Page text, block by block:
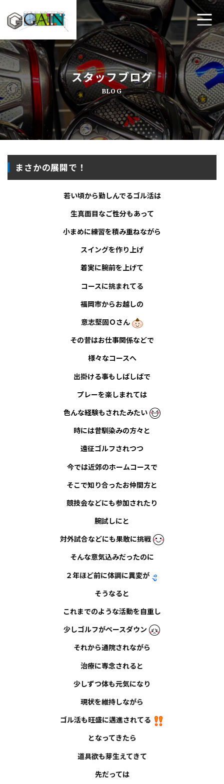
ホーム
ゴルフ工房ゲインについて
工房メニュー
アクセス・店舗案内
よくあるご質問
スタッフブログ
BLOG
まさかの展開で！
若い頃から勤しんでるゴル活は
生真面目なご性分もあって
小まめに練習を積み重ねながら
スイングを作り上げ
着実に腕前を上げて
コースに挑まれてる
福岡市からお越しの
意志堅固Ｏさん
その昔はお仕事関係などで
様々なコースへ
出掛ける事もしばしばで
プレーを楽しまれては
色んな経験もされたみたい
時には昔馴染みの方々と
遠征ゴルフされつつ
今では近郊のホームコースで
そこで知り合ったお仲間方と
競技会などにも参加されたり
腕試しにと
対外試合などにも果敢に挑戦
そんな意気込みだったのに
２年ほど前に体調に異変が
そうなると
これまでのような活動を自重し
少しゴルフがペースダウン
それから通院されながら
治療に専念されると
少しずつ体も元気になり
現状を維持しながら
ゴル活も旺盛に邁進されてる
となってきたら
道具欲も芽生えてきて
先だっては